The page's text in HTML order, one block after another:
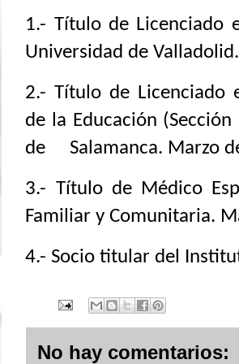
1.- Título de Licenciado
Universidad de
2.- Título de Licenciado
de la Educación
de Salamanca. Marzo
3.- Título de Médico
Familiar y Comunitaria.
4.- Socio titular del
No hay comentarios: